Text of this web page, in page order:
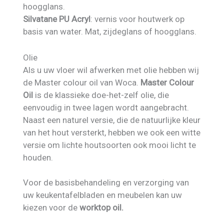
hoogglans.
Silvatane PU Acryl: vernis voor houtwerk op
basis van water. Mat, zijdeglans of hoogglans.
Olie
Als u uw vloer wil afwerken met olie hebben wij
de Master colour oil van Woca. Master Colour
Oil is de klassieke doe-het-zelf olie, die
eenvoudig in twee lagen wordt aangebracht.
Naast een naturel versie, die de natuurlijke kleur
van het hout versterkt, hebben we ook een witte
versie om lichte houtsoorten ook mooi licht te
houden.
Voor de basisbehandeling en verzorging van
uw keukentafelbladen en meubelen kan uw
kiezen voor de worktop oil.